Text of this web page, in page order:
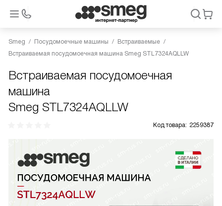
Smeg Посудомоечные машины
Встраиваемые
Встраиваемая посудомоечная машина Smeg STL7324AQLLW
Встраиваемая посудомоечная
машина
Smeg STL7324AQLLW
Код товара: 2259387